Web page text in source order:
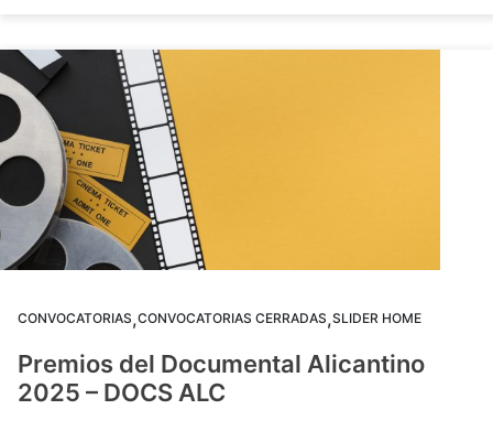
CONVOCATORIAS,CONVOCATORIAS CERRADAS,SLIDER HOME
Premios del Documental Alicantino
2025 – DOCS ALC